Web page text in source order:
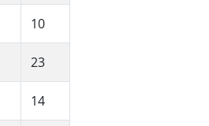
10
23
14